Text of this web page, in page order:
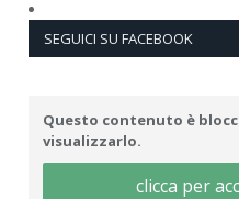
SEGUICI SU FACEBOOK
Questo contenuto è
visualizzarlo.
clicca per